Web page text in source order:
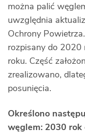
można palić
uwzględnia
Ochrony
rozpisany do 2020
roku. Część
zrealizowano,
posunięcia.
Określono
węglem: 2030